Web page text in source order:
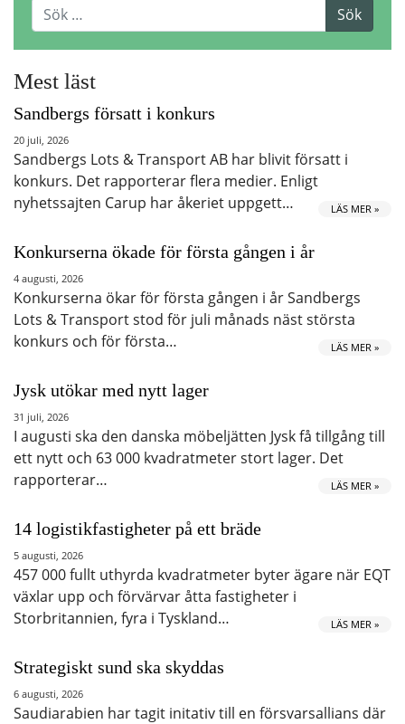
Mest läst
Sandbergs försatt i konkurs
20 juli, 2026
Sandbergs Lots & Transport AB har blivit försatt i
konkurs. Det rapporterar flera medier. Enligt
nyhetssajten Carup har åkeriet uppgett…
LÄS MER »
Konkurserna ökade för första gången i år
4 augusti, 2026
Konkurserna ökar för första gången i år Sandbergs
Lots & Transport stod för juli månads näst största
konkurs och för första…
LÄS MER »
Jysk utökar med nytt lager
31 juli, 2026
I augusti ska den danska möbeljätten Jysk få tillgång till
ett nytt och 63 000 kvadratmeter stort lager. Det
rapporterar…
LÄS MER »
14 logistikfastigheter på ett bräde
5 augusti, 2026
457 000 fullt uthyrda kvadratmeter byter ägare när EQT
växlar upp och förvärvar åtta fastigheter i
Storbritannien, fyra i Tyskland…
LÄS MER »
Strategiskt sund ska skyddas
6 augusti, 2026
Saudiarabien har tagit initativ till en försvarsallians där